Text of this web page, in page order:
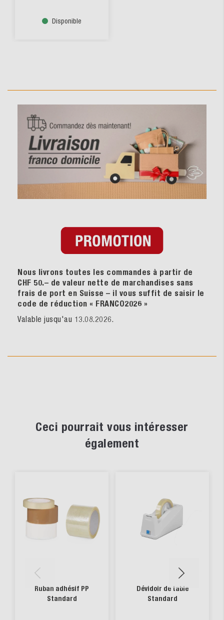
Disponible
Nous livrons toutes les commandes à partir de
CHF 50.– de valeur nette de marchandises sans
frais de port en Suisse – il vous suffit de saisir le
code de réduction « FRANCO2026 »
Valable jusqu'au 13.08.2026.
Ceci pourrait vous intéresser
également
Ruban adhésif PP
Standard
Dévidoir de table
Standard